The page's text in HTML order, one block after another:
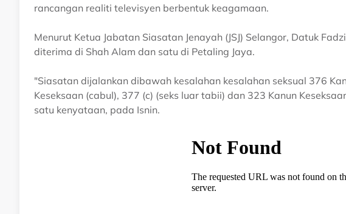
rancangan realiti televisyen berbentuk keagamaan.
Menurut Ketua Jabatan Siasatan Jenayah (JSJ) Selangor, Datuk
diterima di Shah Alam dan satu di Petaling Jaya.
"Siasatan dijalankan dibawah kesalahan kesalahan seksual 376
Keseksaan (cabul), 377 (c) (seks luar tabii) dan 323 Kanun
satu kenyataan, pada Isnin.